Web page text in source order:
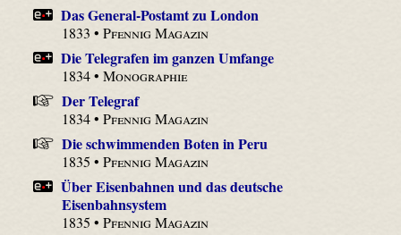
Das General-Postamt zu London
1833 •Pfennig Magazin
Die Telegrafen im ganzen Umfange
1834 •Monographie
Der Telegraf
1834 •Pfennig Magazin
Die schwimmenden Boten in Peru
1835 •Pfennig Magazin
Über Eisenbahnen und das deutsche
Eisenbahnsystem
1835 •Pfennig Magazin